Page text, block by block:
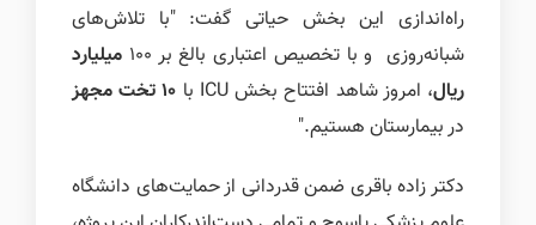
راه‌اندازی این بخش حیاتی گفت: "با تلاش‌های
شبانه‌روزی و با تخصیص اعتباری بالغ بر ۱۰۰
میلیارد
ریال، امروز شاهد افتتاح بخش ICU با
۱۰ تخت مجهز
در بیمارستان هستیم."
دکتر زاده باقری ضمن قدردانی از حمایت‌های دانشگاه